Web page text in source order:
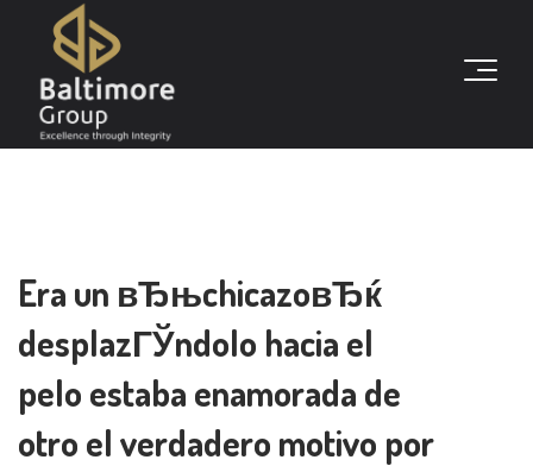
Era un вЂњchicazoвЂќ
desplazГЎndolo hacia el
pelo estaba enamorada de
otro el verdadero motivo por